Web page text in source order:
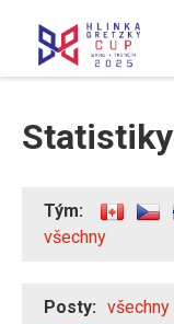
Statistiky
Tým:
všechny
Posty: všechny